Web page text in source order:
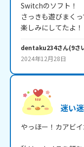
Switchのソフト！
さっきも遊びまく
楽しみにしてたよ！
dentaku234さん(9さ
2024年12月28日
迷い
やっほー！カアビ